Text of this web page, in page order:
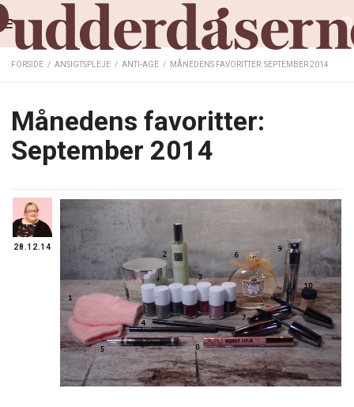
FORSIDE / ANSIGTSPLEJE / ANTI-AGE / MÅNEDENS FAVORITTER: SEPTEMBER 2014
Månedens favoritter:
September 2014
28.12.14